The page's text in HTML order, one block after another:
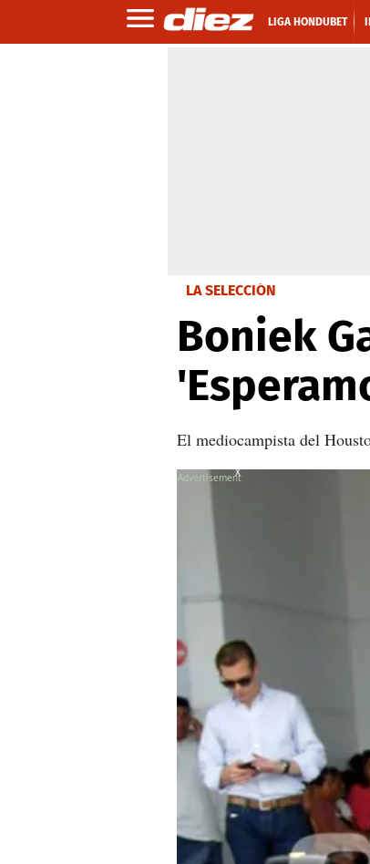
LIGA HONDUBET
LA SELECCIÓN
Boniek
El mediocampista del
X